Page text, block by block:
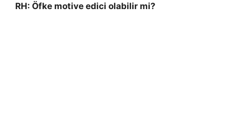
RH: Öfke motive edici olabilir mi?